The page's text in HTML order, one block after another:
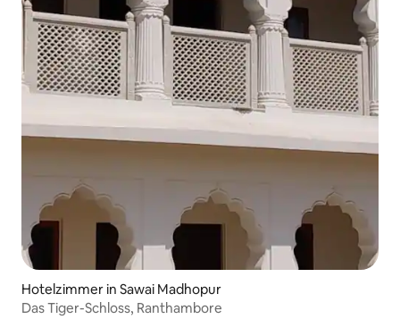
Hotelzimmer in Sawai Madhopur
Das Tiger-Schloss, Ranthambore